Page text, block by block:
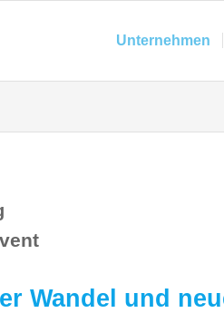
Unternehmen
Wandel und